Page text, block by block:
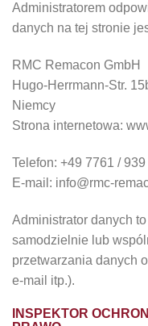
Administratorem
danych na tej stronie
RMC Remacon GmbH
Hugo-Herrmann-Str.
Niemcy
Strona internetowa:
Telefon: +49 7761 /
E-mail: info@rmc-
Administrator danych
samodzielnie lub
przetwarzania danych
e-mail itp.).
INSPEKTOR